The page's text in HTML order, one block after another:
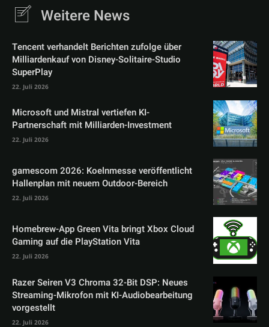
Weitere News
Tencent verhandelt Berichten zufolge über
Milliardenkauf von Disney-Solitaire-Studio
SuperPlay
22. Juli 2026
Microsoft und Mistral vertiefen KI-
Partnerschaft mit Milliarden-Investment
22. Juli 2026
gamescom 2026: Koelnmesse veröffentlicht
Hallenplan mit neuem Outdoor-Bereich
22. Juli 2026
Homebrew-App Green Vita bringt Xbox Cloud
Gaming auf die PlayStation Vita
22. Juli 2026
Razer Seiren V3 Chroma 32-Bit DSP: Neues
Streaming-Mikrofon mit KI-Audiobearbeitung
vorgestellt
22. Juli 2026